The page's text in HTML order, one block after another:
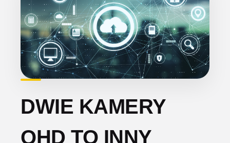
DWIE KAMERY
QHD TO INNY